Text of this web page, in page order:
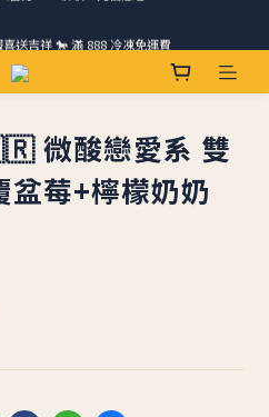
購物金+生日禮，獨家優惠不錯過！
微酸戀愛系 雙
莓+檸檬奶奶